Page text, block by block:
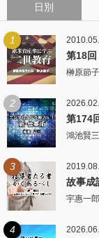
日別
1
第18
榊原節
2
第174
鴻池賢
3
故事成
宇惠一
4